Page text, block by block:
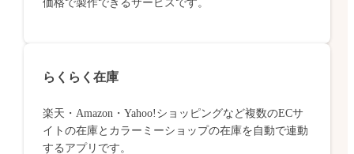
価格で製作できるサービスです。
らくらく在庫
楽天・Amazon・Yahoo!ショッピングなど複数のECサ
イトの在庫とカラーミーショップの在庫を自動で連動
するアプリです。